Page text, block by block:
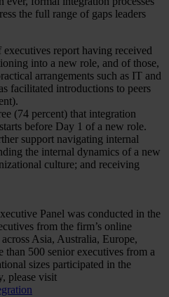
the full range of gaps leaders
report having received
into a new role, and of those,
arrangements such as IT and
facilitated introductions to peers
(74 percent) that integration
before Day 1 of a new role.
support navigating internal
the internal dynamics of a new
culture; and receiving
Panel was conducted in the
from the firm’s online
Asia, Australia, Europe,
500 senior executives from a
sizes participated in the
please visit